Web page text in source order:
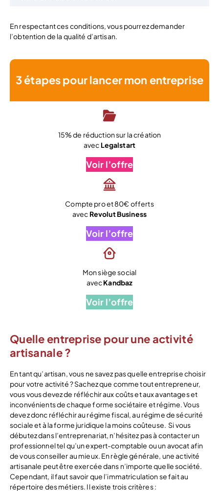
En respectant ces conditions, vous pourrez demander
l’obtention de la qualité d’artisan.
3 étapes pour lancer mon entreprise
15% de réduction sur la création
avec Legalstart
Voir l’offre
Compte pro et 80€ offerts
avec Revolut Business
Voir l’offre
Mon siège social
avecKandbaz
Voir l’offre
Quelle entreprise pour une activité
artisanale ?
En tant qu’artisan, vous ne savez pas quelle entreprise choisir
pour votre activité ? Sachez que comme tout entrepreneur,
vous vous devez de réfléchir aux coûts et aux avantages et
inconvénients de chaque forme sociétaire et régime. Vous
devez donc réfléchir au régime fiscal, au régime de sécurité
sociale et à la forme juridique la moins coûteuse. Si vous
débutez dans l’entreprenariat, n’hésitez pas à contacter un
professionnel tel qu’un expert-comptable ou un avocat afin
de vous conseiller au mieux. En règle générale, une activité
artisanale peut être exercée dans n’importe quelle société.
Cependant, il faut savoir que l’immatriculation se fait au
répertoire des métiers. Il existe trois critères :